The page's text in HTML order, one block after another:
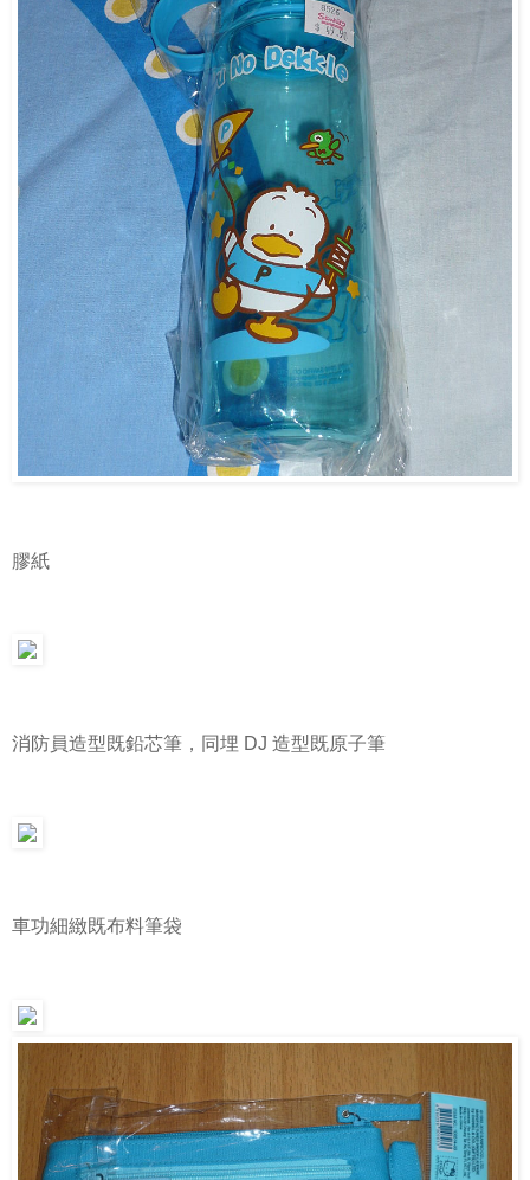
膠紙
消防員造型既鉛芯筆，同埋 DJ 造型既原子筆
車功細緻既布料筆袋